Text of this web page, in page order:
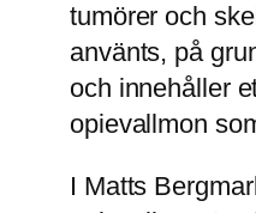
tumörer och
använts, på
och innehåller
opievallmon
I Matts